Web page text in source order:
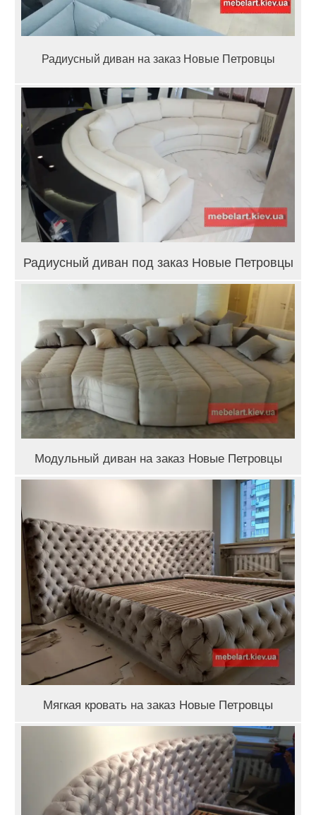
Радиусный диван на заказ Новые Петровцы
Радиусный диван под заказ Новые Петровцы
Модульный диван на заказ Новые Петровцы
Мягкая кровать на заказ Новые Петровцы